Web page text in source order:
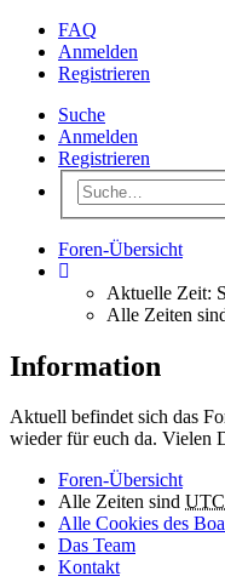
FAQ
Anmelden
Registrieren
Suche
Anmelden
Registrieren
Foren-Übersicht
Aktuelle Zeit:
Alle Zeiten
Information
Aktuell befindet sich das
wieder für euch da. Vielen
Foren-Übersicht
Alle Zeiten sind
Alle Cookies des
Das Team
Kontakt